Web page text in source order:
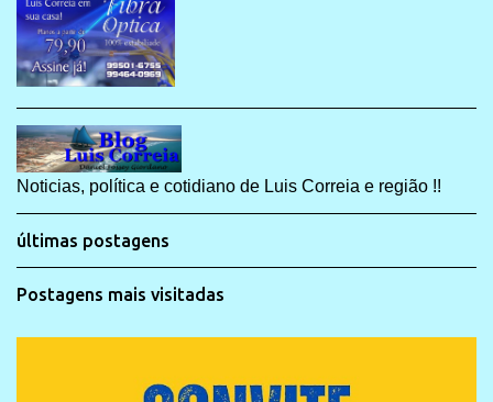
Noticias, política e cotidiano de Luis Correia e região !!
últimas postagens
Postagens mais visitadas